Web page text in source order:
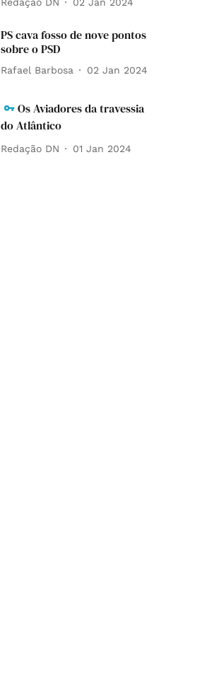
PS cava fosso de nove pontos
sobre o PSD
Rafael Barbosa 02 Jan 2024
Os Aviadores da travessia
do Atlântico
Redação DN 01 Jan 2024